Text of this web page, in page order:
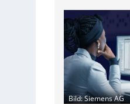
Bild: Siemens AG